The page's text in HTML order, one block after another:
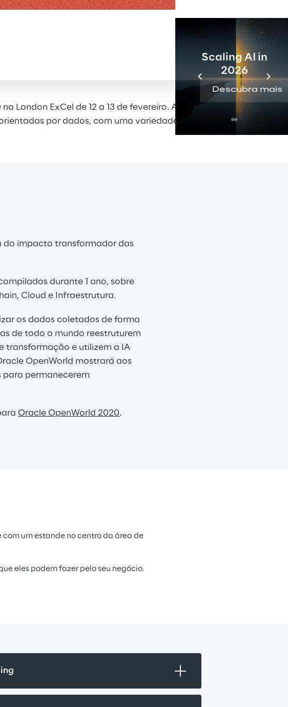
Scaling AI in
2026
Descubra mais
London ExCel de 12 a 13 de fevereiro. A Oracle OpenWorld
por dados, com uma variedade de discursos e
do impacto transformador das
durante 1 ano, sobre
Cloud e Infraestrutura.
os dados coletados de forma
de todo o mundo reestruturem
transformação e utilizem a IA
OpenWorld mostrará aos
para permanecerem
Oracle OpenWorld 2020.
um estande no centro da área de
eles podem fazer pelo seu negócio.